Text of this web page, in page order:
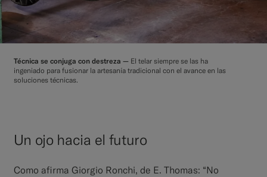
Técnica se conjuga con destreza —El telar siempre se las ha
ingeniado para fusionar la artesanía tradicional con el avance en las
soluciones técnicas.
Un ojo hacia el futuro
Como afirma Giorgio Ronchi, de E. Thomas: “No